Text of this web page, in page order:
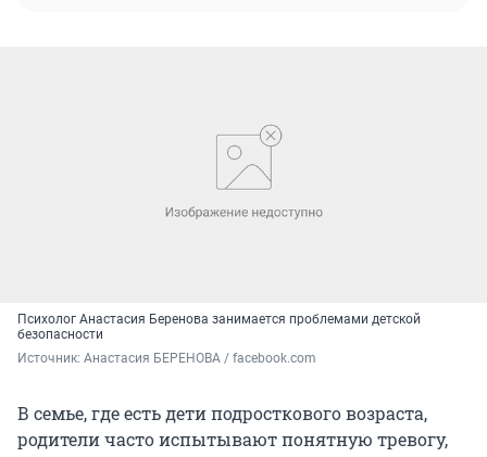
Психолог Анастасия Беренова занимается проблемами детской
безопасности
Источник: Анастасия БЕРЕНОВА / facebook.com
В семье, где есть дети подросткового возраста,
родители часто испытывают понятную тревогу,